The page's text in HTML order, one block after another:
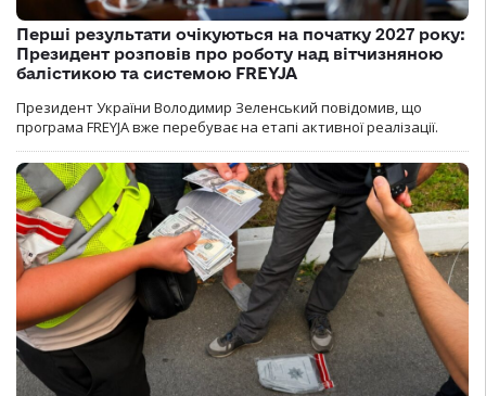
Перші результати очікуються на початку 2027 року:
Президент розповів про роботу над вітчизняною
балістикою та системою FREYJA
Президент України Володимир Зеленський повідомив, що
програма FREYJA вже перебуває на етапі активної реалізації.